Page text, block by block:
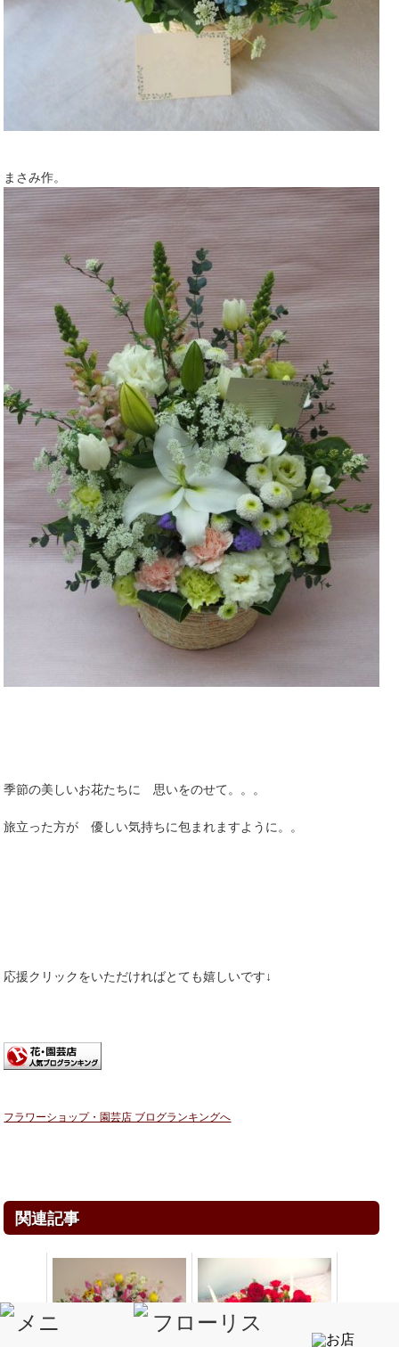
まさみ作。
季節の美しいお花たちに 思いをのせて。。。
旅立った方が 優しい気持ちに包まれますように。。
応援クリックをいただければとても嬉しいです↓
フラワーショップ・園芸店 ブログランキングへ
関連記事